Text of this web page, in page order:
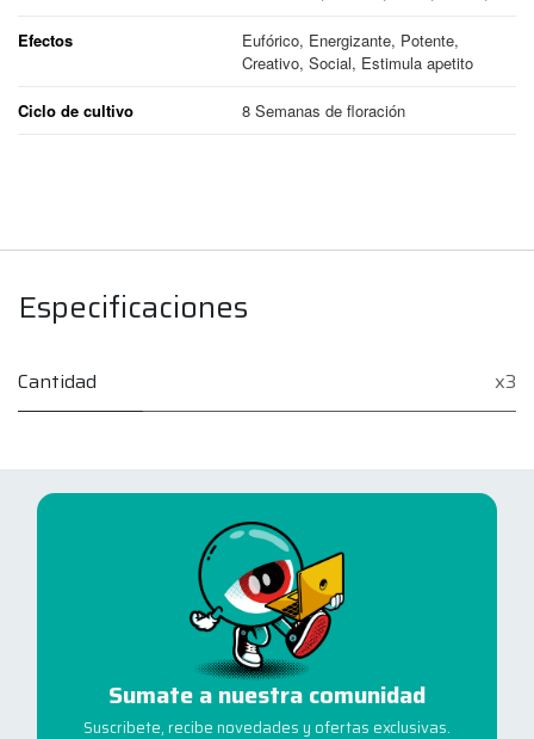
Efectos
Eufórico, Energizante, Potente,
Creativo, Social, Estimula apetito
Ciclo de cultivo 8 Semanas de floración
Especificaciones
Cantidad x3
Sumate a nuestra comunidad
Suscribete, recibe novedades y ofertas exclusivas.